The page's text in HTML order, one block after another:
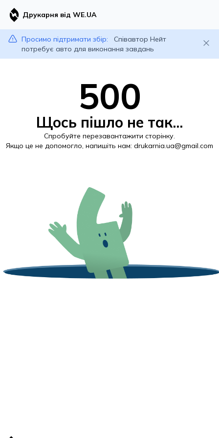
Друкарня від WE.UA
Просимо підтримати збір:
Співавтор Нейт
потребує авто для виконання завдань
500
Щось пішло не так...
Спробуйте перезавантажити сторінку.
Якщо це не допомогло, напишіть нам: drukarnia.ua@gmail.com